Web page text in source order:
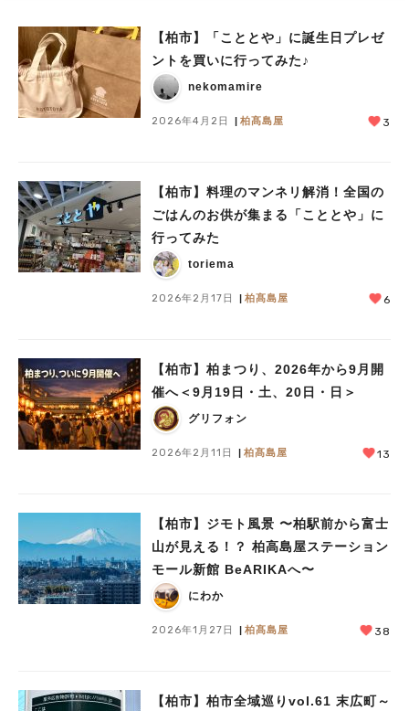
【柏市】「こととや」に誕生日プレゼ
ントを買いに行ってみた♪
nekomamire
2026年4月2日 柏髙島屋 3
【柏市】料理のマンネリ解消！全国の
ごはんのお供が集まる「こととや」に
行ってみた
toriema
2026年2月17日 柏髙島屋 6
【柏市】柏まつり、2026年から9月開
催へ＜9月19日・土、20日・日＞
グリフォン
2026年2月11日 柏髙島屋 13
【柏市】ジモト風景 〜柏駅前から富士
山が見える！？ 柏高島屋ステーション
モール新館 BeARIKAへ〜
にわか
2026年1月27日 柏髙島屋 38
【柏市】柏市全域巡りvol.61 末広町～